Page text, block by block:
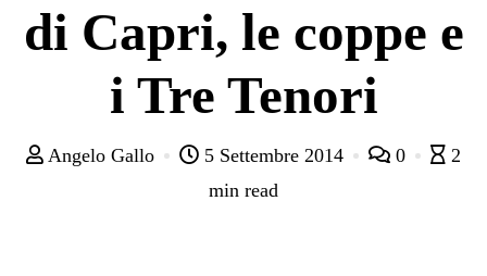
di Capri, le coppe e
i Tre Tenori
Angelo Gallo 5 Settembre 2014 0
2
min read